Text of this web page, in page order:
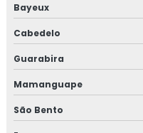
Bayeux
Cabedelo
Guarabira
Mamanguape
São Bento